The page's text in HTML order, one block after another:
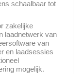
schaalbaar tot
zakelijke
laadnetwerk van
van
en laadsessies
mogelijk.